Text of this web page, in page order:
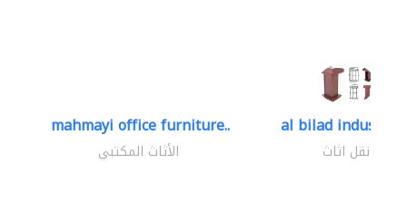
mahmayi office furniture..
الأثاث المكتبي
al bilad
نقل اثاث